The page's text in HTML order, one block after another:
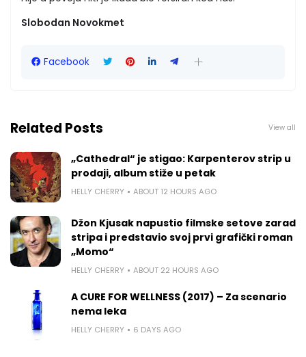
Slobodan Novokmet
Facebook
Related Posts View all
„Cathedral“ je stigao: Karpenterov strip u
prodaji, album stiže u petak
HELLY CHERRY ABOUT 12 HOURS AGO
Džon Kjusak napustio filmske setove zarad
stripa i predstavio svoj prvi grafički roman
„Momo“
HELLY CHERRY ABOUT 22 HOURS AGO
A CURE FOR WELLNESS (2017) – Za scenario
nema leka
HELLY CHERRY 6 DAYS AGO